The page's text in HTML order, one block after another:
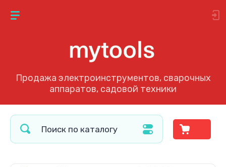
Продажа электроинструментов, сварочных
аппаратов, садовой техники